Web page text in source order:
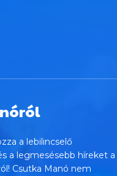
a lebilincselő
a legmesésebb híreket a
Csutka Manó nem